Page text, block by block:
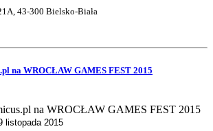
43-300 Bielsko-Biała
na WROCŁAW GAMES FEST 2015
listopada 2015